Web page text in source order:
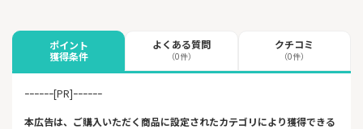
ポイント
獲得条件
よくある質問
（0件）
クチコミ
（0件）
ｰｰｰｰｰｰ[PR]ｰｰｰｰｰｰ
本広告は、ご購入いただく商品に設定されたカテゴリにより獲得できる